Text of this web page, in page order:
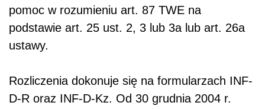
pomoc w rozumieniu art. 87 TWE na
podstawie art. 25 ust. 2, 3 lub 3a lub art. 26a
ustawy.
Rozliczenia dokonuje się na formularzach INF-
D-R oraz INF-D-Kz. Od 30 grudnia 2004 r.